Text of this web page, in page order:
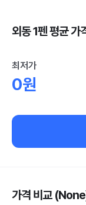
외동 1펜 평균
최저가
0원
가격 비교